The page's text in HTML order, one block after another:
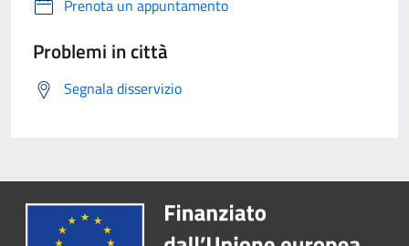
Prenota un appuntamento
Problemi in città
Segnala disservizio